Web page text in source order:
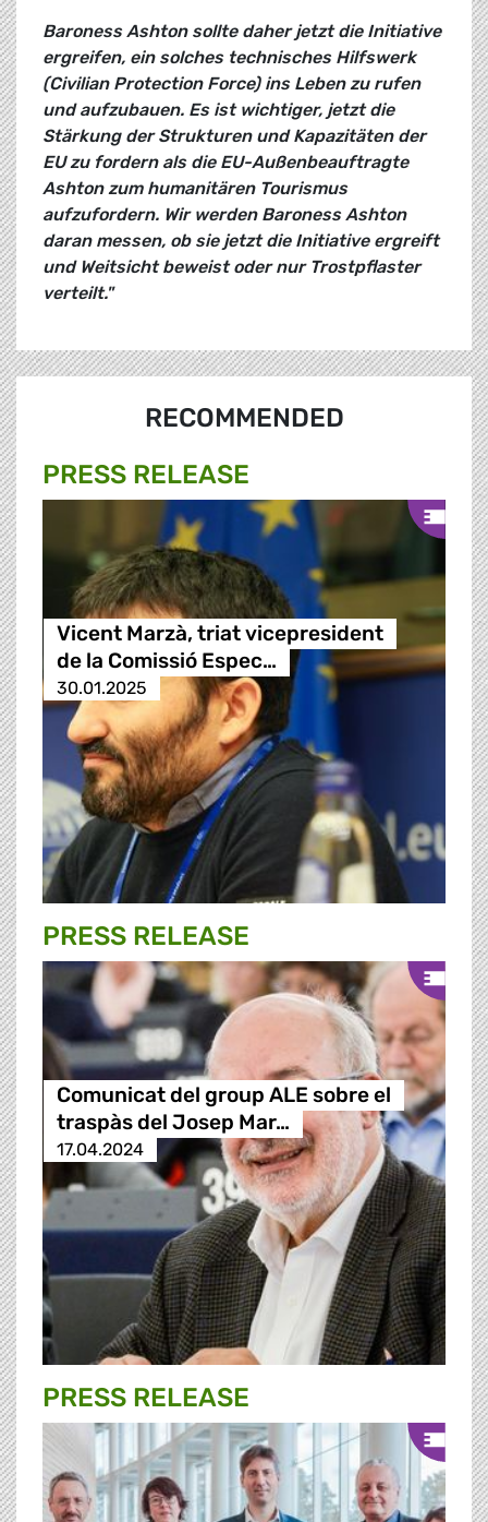
Baroness Ashton sollte daher jetzt die Initiative
ergreifen, ein solches technisches Hilfswerk
(Civilian Protection Force) ins Leben zu rufen
und aufzubauen. Es ist wichtiger, jetzt die
Stärkung der Strukturen und Kapazitäten der
EU zu fordern als die EU-Außenbeauftragte
Ashton zum humanitären Tourismus
aufzufordern. Wir werden Baroness Ashton
daran messen, ob sie jetzt die Initiative ergreift
und Weitsicht beweist oder nur Trostpflaster
verteilt."
RECOMMENDED
PRESS RELEASE
Vicent Marzà, triat vicepresident
de la Comissió Espec…
30.01.2025
PRESS RELEASE
Comunicat del group ALE sobre el
traspàs del Josep Mar…
17.04.2024
PRESS RELEASE